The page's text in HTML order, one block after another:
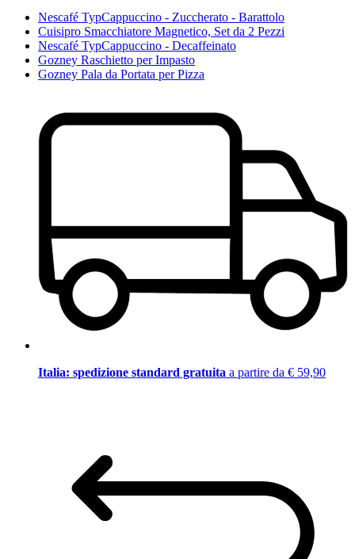
Nescafé TypCappuccino - Zuccherato - Barattolo
Cuisipro Smacchiatore Magnetico, Set da 2 Pezzi
Nescafé TypCappuccino - Decaffeinato
Gozney Raschietto per Impasto
Gozney Pala da Portata per Pizza
Italia: spedizione standard gratuita a partire da € 59,90